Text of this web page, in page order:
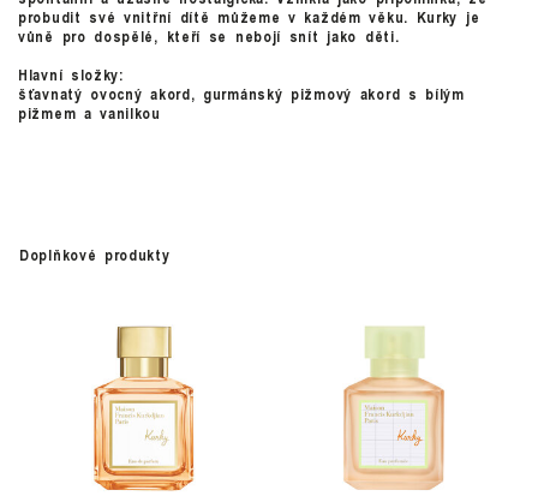
probudit své vnitřní dítě můžeme v každém věku. Kurky je
vůně pro dospělé, kteří se nebojí snít jako děti.
Hlavní složky:
šťavnatý ovocný akord, gurmánský pižmový akord s bílým
pižmem a vanilkou
Doplňkové produkty